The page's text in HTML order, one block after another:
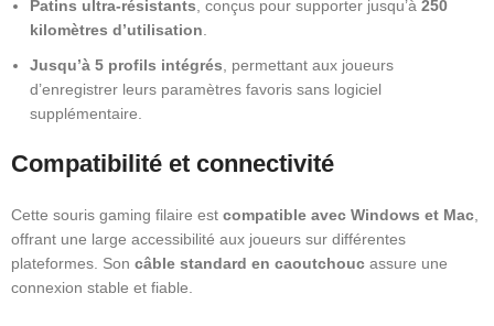
Patins ultra-résistants , conçus pour supporter jusqu’à 250
kilomètres d’utilisation
Jusqu’à 5 profils intégrés , permettant aux joueurs
d’enregistrer leurs paramètres favoris sans logiciel
supplémentaire.
Compatibilité et connectivité
Cette souris gaming filaire est compatible avec Windows et Mac
offrant une large accessibilité aux joueurs sur différentes
plateformes. Son câble standard en caoutchouc assure une
connexion stable et fiable.